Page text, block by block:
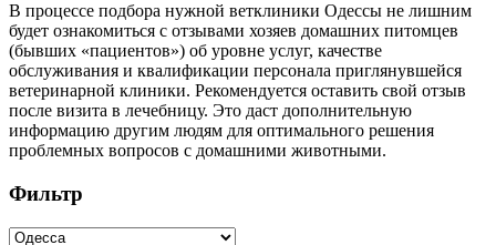
В процессе подбора нужной ветклиники Одессы не лишним
будет ознакомиться с отзывами хозяев домашних питомцев
(бывших «пациентов») об уровне услуг, качестве
обслуживания и квалификации персонала приглянувшейся
ветеринарной клиники. Рекомендуется оставить свой отзыв
после визита в лечебницу. Это даст дополнительную
информацию другим людям для оптимального решения
проблемных вопросов с домашними животными.
Фильтр